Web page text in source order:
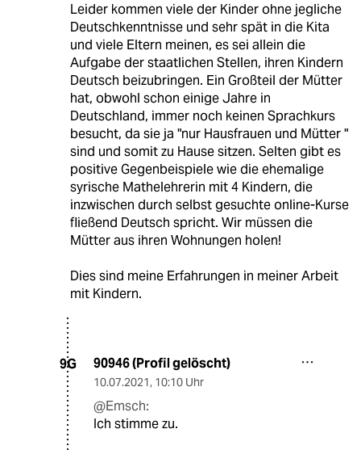
Leider kommen viele der Kinder ohne jegliche
Deutschkenntnisse und sehr spät in die Kita
und viele Eltern meinen, es sei allein die
Aufgabe der staatlichen Stellen, ihren Kindern
Deutsch beizubringen. Ein Großteil der Mütter
hat, obwohl schon einige Jahre in
Deutschland, immer noch keinen Sprachkurs
besucht, da sie ja "nur Hausfrauen und Mütter "
sind und somit zu Hause sitzen. Selten gibt es
positive Gegenbeispiele wie die ehemalige
syrische Mathelehrerin mit 4 Kindern, die
inzwischen durch selbst gesuchte online-Kurse
fließend Deutsch spricht. Wir müssen die
Mütter aus ihren Wohnungen holen!
Dies sind meine Erfahrungen in meiner Arbeit
mit Kindern.
9G 90946 (Profil gelöscht)
10.07.2021, 10:10 Uhr
@Emsch:
Ich stimme zu.